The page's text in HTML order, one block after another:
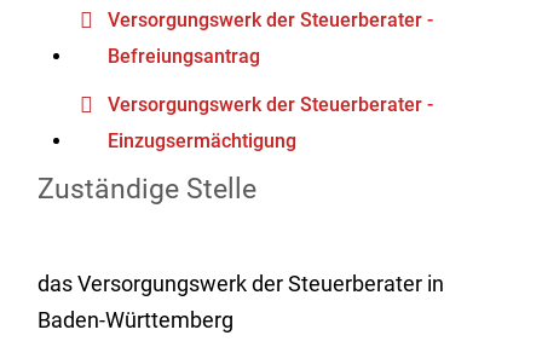
Versorgungswerk der Steuerberater -
Befreiungsantrag
Versorgungswerk der Steuerberater -
Einzugsermächtigung
Zuständige Stelle
das Versorgungswerk der Steuerberater in
Baden-Württemberg